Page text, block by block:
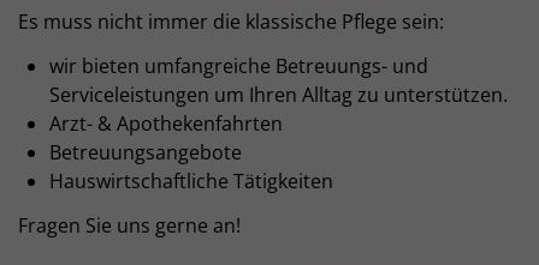
Es muss nicht immer die klassische Pflege sein:
wir bieten umfangreiche Betreuungs- und
Serviceleistungen um Ihren Alltag zu unterstützen.
Arzt- & Apothekenfahrten
Betreuungsangebote
Hauswirtschaftliche Tätigkeiten
Fragen Sie uns gerne an!